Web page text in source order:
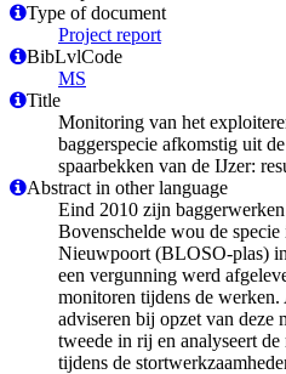
Type of document
Project report
BibLvlCode
MS
Title
Monitoring van het
baggerspecie afkomstig uit
spaarbekken van de IJzer:
Abstract in other language
Eind 2010 zijn
Bovenschelde wou de
Nieuwpoort (BLOSO-plas)
een vergunning werd
monitoren tijdens de
adviseren bij opzet van
tweede in rij en analyseert
tijdens de